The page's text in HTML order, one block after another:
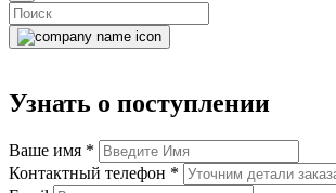
Узнать о поступлении
Ваше имя *
Контактный телефон *